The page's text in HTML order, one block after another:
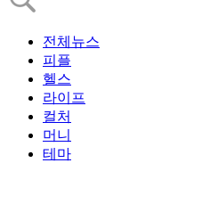
전체뉴스
피플
헬스
라이프
컬처
머니
테마